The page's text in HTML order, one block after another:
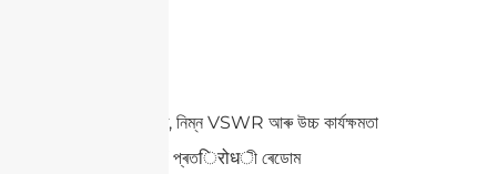
নিম্ন অক্ষীয় অনুপাত, নিম্ন VSWR আৰু উচ্চ কাৰ্যক্ষমতা
আবহাওয়া আৰু UV প্ৰতिरोधী ৰেডোম